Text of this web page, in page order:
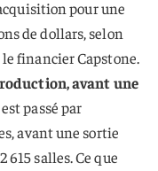
pour une
de dollars, selon
le financier Capstone.
avant une
passé par
avant une sortie
salles. Ce que